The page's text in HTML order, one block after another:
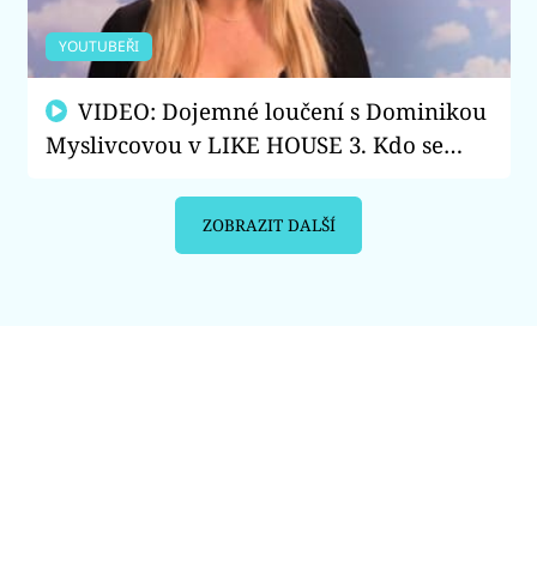
YOUTUBEŘI
Myslivcovou v LIKE HOUSE 3. Kdo se
ZOBRAZIT DALŠÍ